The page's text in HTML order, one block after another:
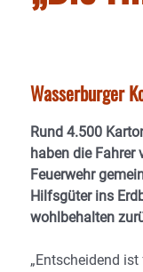
Wasserburger
Rund 4.500
haben die Fahrer
Feuerwehr
Hilfsgüter ins
wohlbehalten
„Entscheidend